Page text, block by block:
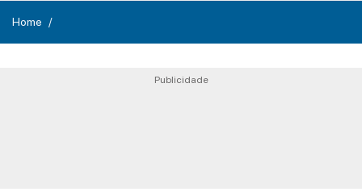
Home
Publicidade